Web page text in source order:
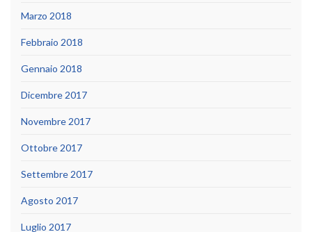
Marzo 2018
Febbraio 2018
Gennaio 2018
Dicembre 2017
Novembre 2017
Ottobre 2017
Settembre 2017
Agosto 2017
Luglio 2017